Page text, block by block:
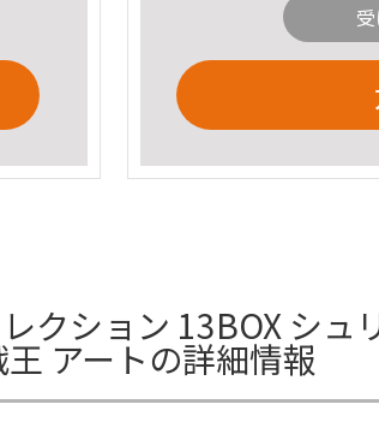
クション 13BOX シュ
アートの詳細情報